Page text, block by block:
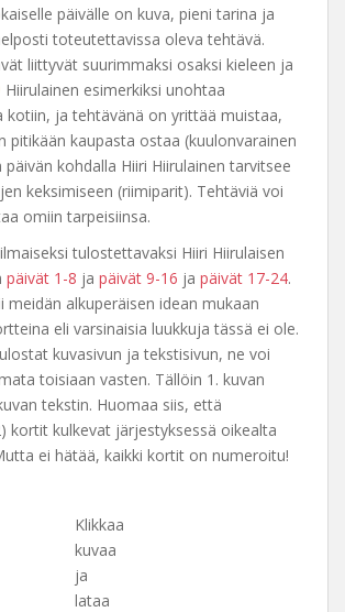
päivälle on kuva, pieni tarina ja
toteutettavissa oleva tehtävä.
liittyvät suurimmaksi osaksi kieleen ja
Hiirulainen esimerkiksi unohtaa
kotiin, ja tehtävänä on yrittää muistaa,
pitikään kaupasta ostaa (kuulonvarainen
kohdalla Hiiri Hiirulainen tarvitsee
keksimiseen (riimiparit). Tehtäviä voi
omiin tarpeisiinsa.
tulostettavaksi Hiiri Hiirulaisen
päivät 1-8 ja päivät 9-16 ja päivät 17-24.
meidän alkuperäisen idean mukaan
eli varsinaisia luukkuja tässä ei ole.
kuvasivun ja tekstisivun, ne voi
toisiaan vasten. Tällöin 1. kuvan
tekstin. Huomaa siis, että
kortit kulkevat järjestyksessä oikealta
ei hätää, kaikki kortit on numeroitu!
Klikkaa
kuvaa
ja
lataa